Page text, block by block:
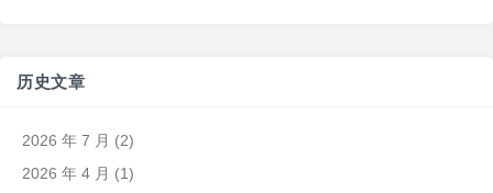
历史文章
2026 年 7 月 (2)
2026 年 4 月 (1)